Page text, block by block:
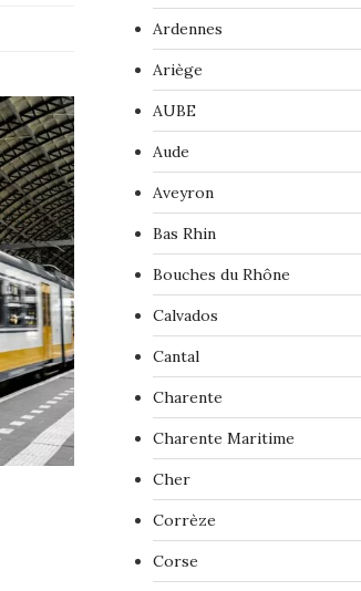
Ardennes
Ariège
AUBE
Aude
Aveyron
Bas Rhin
Bouches du Rhône
Calvados
Cantal
Charente
Charente Maritime
Cher
Corrèze
Corse